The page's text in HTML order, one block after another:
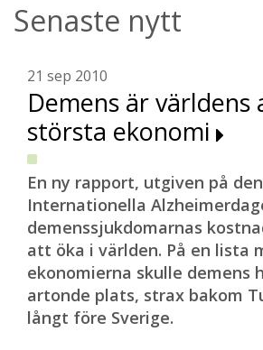
Senaste nytt
21 sep 2010
Demens är världens
största ekonomi
En ny rapport, utgiven på den
Internationella
demenssjukdomarnas
att öka i världen. På en lista
ekonomierna skulle demens
artonde plats, strax bakom
långt före Sverige.